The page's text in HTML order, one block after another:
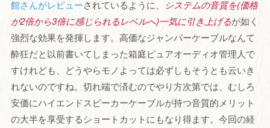
館さんがレビューされているように、
システムの音質を(価格
が2倍から3倍に感じられるレベルへ)一気に引き上げるが如く
強烈な効果を発揮します。高価なジャンパーケーブルなんて
酔狂だと以前書いてしまった箱庭ピュアオーディオ管理人で
すけれども、どうやらモノよっては必ずしもそうとも云いき
れないのですね。切れ端で済むのでやり方次第では、むしろ
安価にハイエンドスピーカーケーブルが持つ音質的メリット
の大半を享受するショートカットにもなり得ます。今回の経